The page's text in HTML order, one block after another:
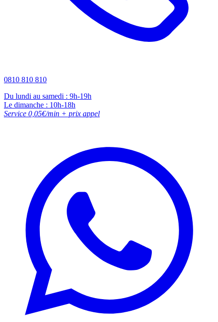
0810 810 810
Du lundi au samedi : 9h-19h
Le dimanche : 10h-18h
Service 0,05€/min + prix appel